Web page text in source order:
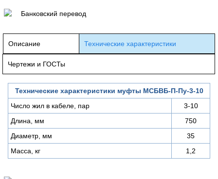
Банковский перевод
Описание Технические характеристики
Чертежи и ГОСТы
Технические характеристики муфты МСБВБ-П-Пу-3-10
Число жил в кабеле, пар
3-10
Длина, мм
750
Диаметр, мм
35
Масса, кг
1,2